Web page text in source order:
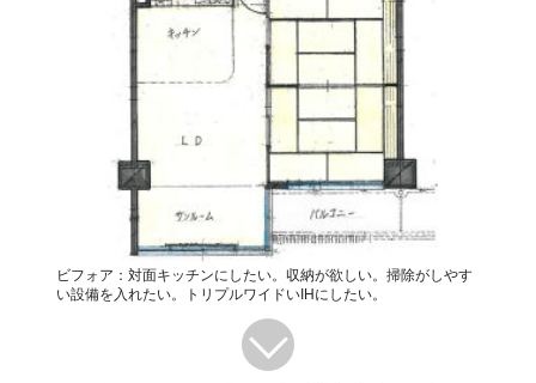
ビフォア：対面キッチンにしたい。収納が欲しい。掃除がしやす
い設備を入れたい。トリプルワイドいIHにしたい。